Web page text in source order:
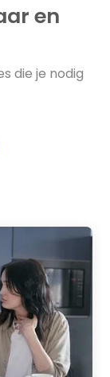
en
die je nodig